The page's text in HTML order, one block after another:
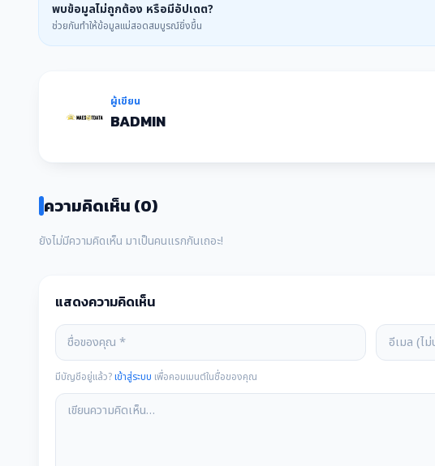
พบข้อมูลไม่ถูกต้อง หรือมีอัปเดต?
ช่วยกันทำให้ข้อมูลแม่สอดสมบูรณ์ยิ่งขึ้น
ผู้เขียน
BADMIN
ความคิดเห็น (0)
ยังไม่มีความคิดเห็น มาเป็นคนแรกกันเถอะ!
แสดงความคิดเห็น
มีบัญชีอยู่แล้ว?เข้าสู่ระบบ เพื่อคอมเมนต์ในชื่อของคุณ